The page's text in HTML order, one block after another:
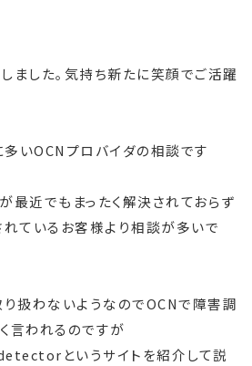
ました。気持ち新たに笑顔でご活躍
いOCNプロバイダの相談です
最近でもまったく解決されておらず
ているお客様より相談が多いで
扱わないようなのでOCNで障害調
言われるのですが
というサイトを紹介して説